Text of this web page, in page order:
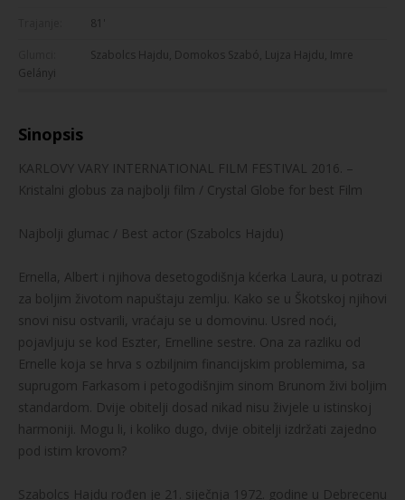
81'
Szabolcs Hajdu, Domokos Szabó, Lujza Hajdu, Imre
Gelányi
Sinopsis
KARLOVY VARY INTERNATIONAL FILM FESTIVAL 2016. –
Kristalni globus za najbolji film / Crystal Globe for best Film
Najbolji glumac / Best actor (Szabolcs Hajdu)
Ernella, Albert i njihova desetogodišnja kćerka Laura, u potrazi
za boljim životom napuštaju zemlju. Kako se u Škotskoj njihovi
snovi nisu ostvarili, vraćaju se u domovinu. Usred noći,
pojavljuju se kod Eszter, Ernelline sestre. Ona za razliku od
Ernelle koja se hrva s ozbiljnim financijskim problemima, sa
suprugom Farkasom i petogodišnjim sinom Brunom živi boljim
standardom. Dvije obitelji dosad nikad nisu živjele u istinskoj
harmoniji. Mogu li, i koliko dugo, dvije obitelji izdržati zajedno
pod istim krovom?
Szabolcs Hajdu rođen je 21. siječnja 1972. godine u Debrecenu